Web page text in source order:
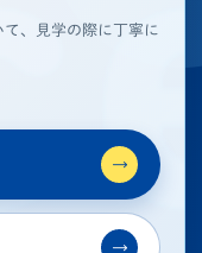
、見学の際に丁寧に
→
→